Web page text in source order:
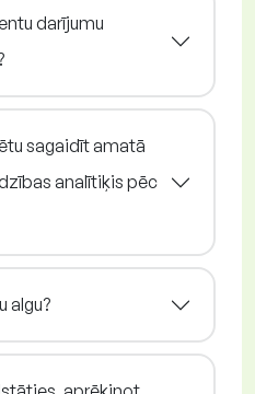
darījumu
sagaidīt amatā
analītiķis pēc
algu?